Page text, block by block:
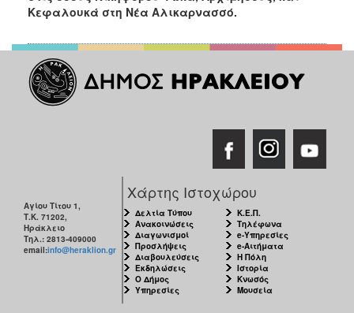
ΠΟΛΙΤΙΣΜΟΣ
ΑΝΘΕΚΤΙΚΗ
ΠΟΛΗ
Κεφαλουκά στη Νέα Αλικαρνασσό.
Αγίου Τίτου 1,
Τ.Κ. 71202,
Ηράκλειο
Τηλ.: 2813-409000
email:info@heraklion.gr
Χάρτης Ιστοχώρου
Δελτία Τύπου
Ανακοινώσεις
Διαγωνισμοί
Προσλήψεις
Διαβουλεύσεις
Εκδηλώσεις
Ο Δήμος
Υπηρεσίες
Κ.Ε.Π.
Τηλέφωνα
e-Υπηρεσίες
e-Αιτήματα
Η Πόλη
Ιστορία
Κνωσός
Μουσεία